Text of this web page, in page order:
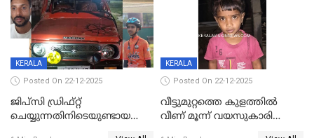
KERALA
Posted On 22-12-2025
ജിപ്സി ഡ്രിഫ്റ്റ്
ചെയ്യുന്നതിനിടെയുണ്ടായ
KERALA
Posted On 22-12-2025
വീട്ടുമുറ്റത്തെ കുളത്തിൽ
വീണ് മൂന്ന് വയസുകാരി